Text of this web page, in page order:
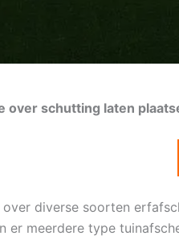
over schutting laten
diverse soorten
er meerdere type